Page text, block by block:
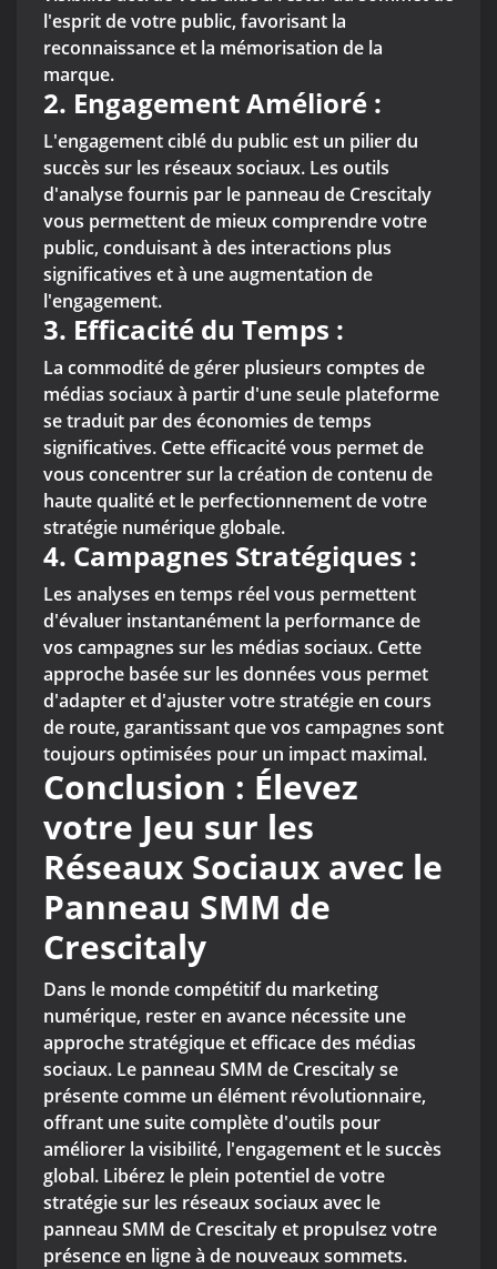
l'esprit de votre public, favorisant la
reconnaissance et la mémorisation de la
marque.
2. Engagement Amélioré :
L'engagement ciblé du public est un pilier du
succès sur les réseaux sociaux. Les outils
d'analyse fournis par le panneau de Crescitaly
vous permettent de mieux comprendre votre
public, conduisant à des interactions plus
significatives et à une augmentation de
l'engagement.
3. Efficacité du Temps :
La commodité de gérer plusieurs comptes de
médias sociaux à partir d'une seule plateforme
se traduit par des économies de temps
significatives. Cette efficacité vous permet de
vous concentrer sur la création de contenu de
haute qualité et le perfectionnement de votre
stratégie numérique globale.
4. Campagnes Stratégiques :
Les analyses en temps réel vous permettent
d'évaluer instantanément la performance de
vos campagnes sur les médias sociaux. Cette
approche basée sur les données vous permet
d'adapter et d'ajuster votre stratégie en cours
de route, garantissant que vos campagnes sont
toujours optimisées pour un impact maximal.
Conclusion : Élevez
votre Jeu sur les
Réseaux Sociaux avec le
Panneau SMM de
Crescitaly
Dans le monde compétitif du marketing
numérique, rester en avance nécessite une
approche stratégique et efficace des médias
sociaux. Le panneau SMM de Crescitaly se
présente comme un élément révolutionnaire,
offrant une suite complète d'outils pour
améliorer la visibilité, l'engagement et le succès
global. Libérez le plein potentiel de votre
stratégie sur les réseaux sociaux avec le
panneau SMM de Crescitaly et propulsez votre
présence en ligne à de nouveaux sommets.